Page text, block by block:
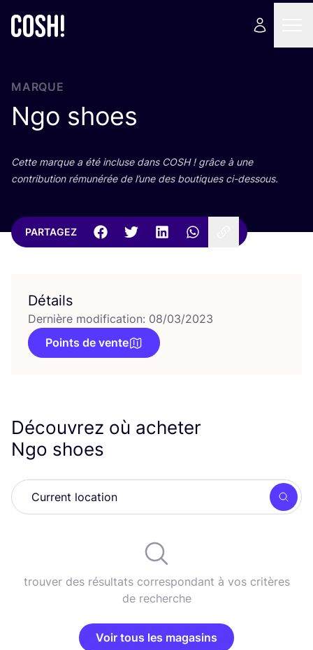
MARQUE
Ngo shoes
Cette marque a été incluse dans COSH! grâce à une
contri­bu­tion rému­né­rée de l’une des bou­tiques ci-dessous.
PARTAGEZ
Détails
Dernière modification: 08/03/2023
Points de vente
Découvrez où acheter
Ngo shoes
trouver des résultats correspondant à vos critères
de recherche
Voir tous les magasins